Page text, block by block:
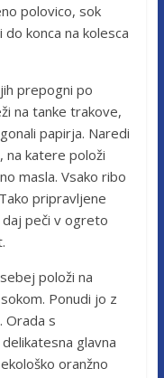
polovico, sok
konca na kolesca
prepogni po
na tanke trakove,
papirja. Naredi
na katere položi
masla. Vsako ribo
pripravljene
peči v ogreto
položi na
Ponudi jo z
Orada s
glavna
oranžno